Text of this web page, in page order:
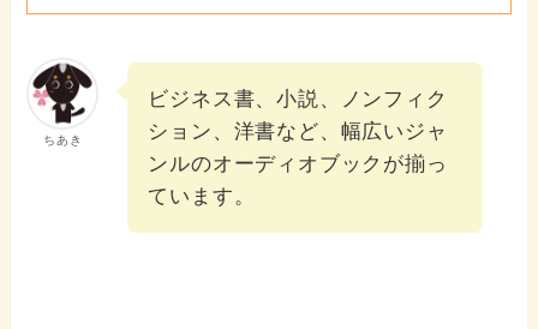
ちあき
ビジネス書、小説、ノンフィク
ション、洋書など、幅広いジャ
ンルのオーディオブックが揃っ
ています。